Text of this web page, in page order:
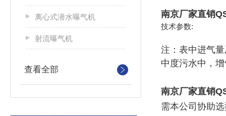
离心式潜水曝气机
射流曝气机
查看全部
南京厂家直销
技术参数:
注：表中进气
中度污水中，
南京厂家直销
需本公司协助